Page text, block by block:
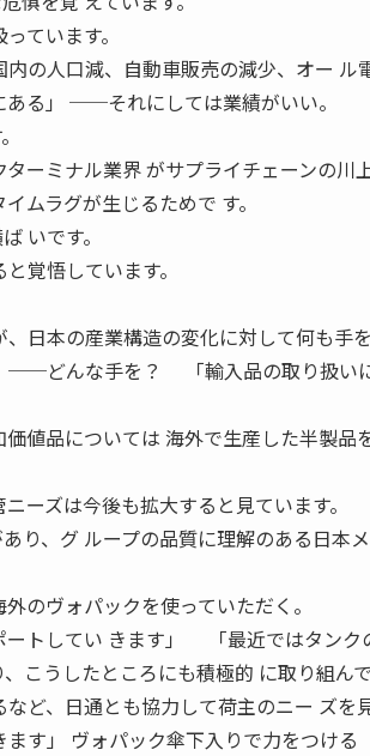
ています。
の人口減、自動車販売の減少、オー ル
る」 ──それにしては業績がいい。
ーミナル業界 がサプライチェーンの川
ムラグが生じるためで す。
いです。
覚悟しています。
日本の産業構造の変化に対して何も手
──どんな手を？ 「輸入品の取り扱い
値品については 海外で生産した半製品
ーズは今後も拡大すると見ています。
り、グ ループの品質に理解のある日本
のヴォパックを使っていただく。
ートしてい きます」 「最近ではタンク
こうしたところにも積極的 に取り組んで
ど、日通とも協力して荷主のニー ズを
ます」 ヴォパック傘下入りで力をつけ